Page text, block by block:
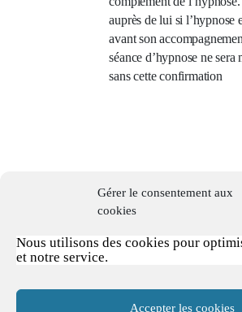
Gérer le consentement aux
cookies
Nous utilisons des cookies pour
et notre service.
Accepter les cookies
auprès de lui si l’hypnose
avant son
séance d’hypnose ne sera
sans cette confirmation
Distribution718 648519 71 – Action volontaire
perpétuel à travers l’activité économique
Terre914712 819 19 84 Développement harmonieux et salut
Amour éternel888 912 818848 –
.